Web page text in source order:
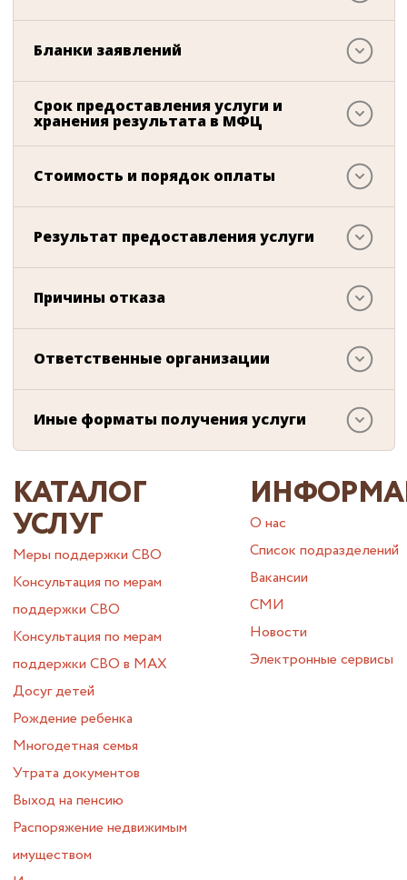
Бланки заявлений
Срок предоставления услуги и
хранения результата в МФЦ
Стоимость и порядок оплаты
Результат предоставления услуги
Причины отказа
Ответственные организации
Иные форматы получения услуги
КАТАЛОГ
УСЛУГ
Меры поддержки СВО
Консультация по мерам
поддержки СВО
Консультация по мерам
поддержки СВО в МАХ
Досуг детей
Рождение ребенка
Многодетная семья
Утрата документов
Выход на пенсию
Распоряжение недвижимым
имуществом
О нас
Список подразделений
Вакансии
СМИ
Новости
Электронные сервисы